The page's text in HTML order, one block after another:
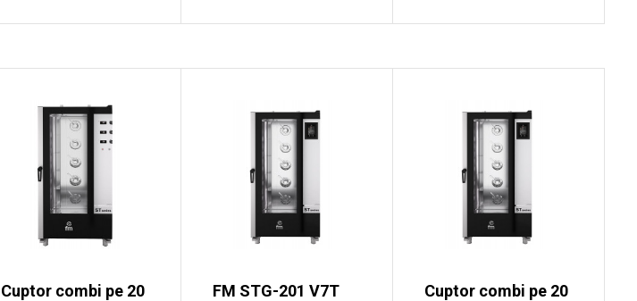
Cuptor combi pe 20
FM STG-201 V7T
Cuptor combi pe 20